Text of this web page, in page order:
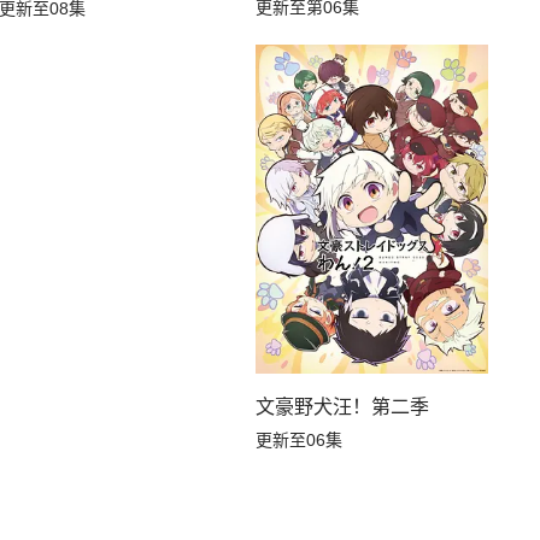
更新至08集 更新至第06集
文豪野犬汪！第二季
更新至06集